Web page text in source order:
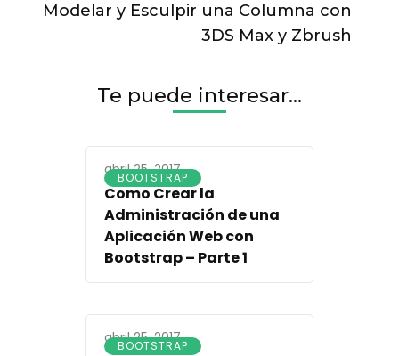
Modelar y Esculpir una Columna con
3DS Max y Zbrush
Te puede interesar...
BOOTSTRAP
abril 25, 2017
Como Crear la
Administración de una
Aplicación Web con
Bootstrap – Parte 1
BOOTSTRAP
abril 25, 2017